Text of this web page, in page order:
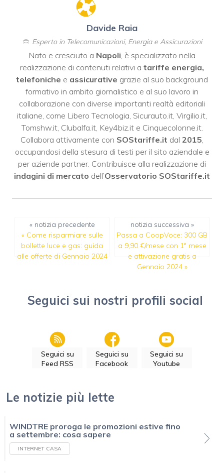
Davide Raia
Esperto in Telecomunicazioni, Energia e Assicurazioni
Nato e cresciuto a Napoli , è specializzato nella
realizzazione di contenuti relativi a tariffe energia,
telefoniche e assicurative grazie al suo background
formativo in ambito giornalistico e al suo lavoro in
collaborazione con diverse importanti realtà editoriali
italiane, come Libero Tecnologia Sicurauto.it Virgilio.it
Tomshw.it, Clubalfa.it, Key4biz.ite Cinquecolonne.it.
Collabora attivamente con SOStariffe.it dal 2015
occupandosi della stesura di testi per il sito aziendale e
per aziende partner. Contribuisce alla realizzazione di
indagini di mercato dell’Osservatorio SOStariffe.it
« notizia precedente
« Come risparmiare sulle
bollette luce e gas: guida
alle offerte di Gennaio 2024
notizia successiva »
Passa a CoopVoce: 300 GB
a 9,90 €/mese con 1° mese
e attivazione gratis a
Gennaio 2024»
Seguici sui nostri profili social
Seguici su
Feed RSS
Seguici su
Facebook
Seguici su
Youtube
Le notizie più lette
WINDTRE proroga le promozioni estive fino
a settembre: cosa sapere
INTERNET CASA